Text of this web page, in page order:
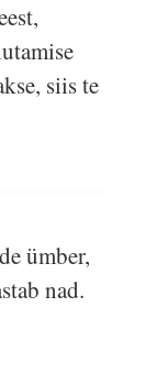
siis te
ümber,
nad.